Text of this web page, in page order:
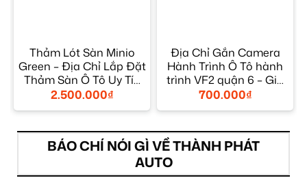
Thảm Lót Sàn Minio
Green – Địa Chỉ Lắp Đặt
Thảm Sàn Ô Tô Uy Tín
TPHCM
2.500.000₫
Địa Chỉ Gắn Camera
Hành Trình Ô Tô hành
trình VF2 quận 6 – Giá
Tốt TPHCM
700.000₫
BÁO CHÍ NÓI GÌ VỀ THÀNH PHÁT
AUTO